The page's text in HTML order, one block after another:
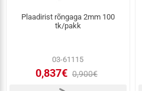
Plaadirist rõngaga 2mm 100
tk/pakk
03-61115
0,837€ 0,900€